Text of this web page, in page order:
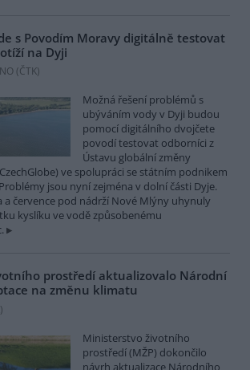
s Povodím Moravy digitálně testovat
na Dyji
(ČTK)
Možná řešení problémů s
ubýváním vody v Dyji budou
pomocí digitálního dvojčete
povodí testovat odborníci z
Ústavu globální změny
ve spolupráci se státním podnikem
jsou nyní zejména v dolní části Dyje.
a července pod nádrží Nové Mlýny uhynuly
kyslíku ve vodě způsobenému
prostředí aktualizovalo Národní
na změnu klimatu
)
Ministerstvo životního
prostředí (MŽP) dokončilo
návrh aktualizace Národního